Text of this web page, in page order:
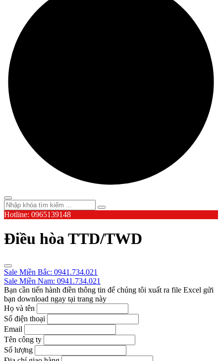
Hotline: 0965139148
Điều hòa TTD/TWD
Sale Miền Bắc: 0941.734.021
Sale Miền Nam: 0941.734.021
Bạn cần tiến hành điền thông tin để chúng tôi xuất ra file Excel gửi
bạn download ngay tại trang này
Họ và tên
Số điện thoại
Email
Tên công ty
Số lượng